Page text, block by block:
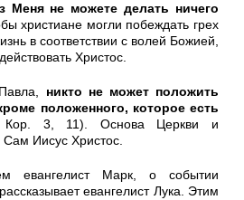
Меня не можете делать ничего
христиане могли побеждать грех
в соответствии с волей Божией,
Христос.
никто не может положить
положенного, которое есть
3, 11). Основа Церкви и
Иисус Христос.
евангелист Марк, о событии
евангелист Лука. Этим